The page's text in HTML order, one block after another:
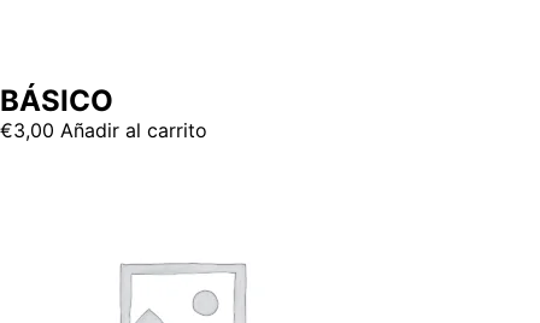
BÁSICO
€3,00 Añadir al carrito